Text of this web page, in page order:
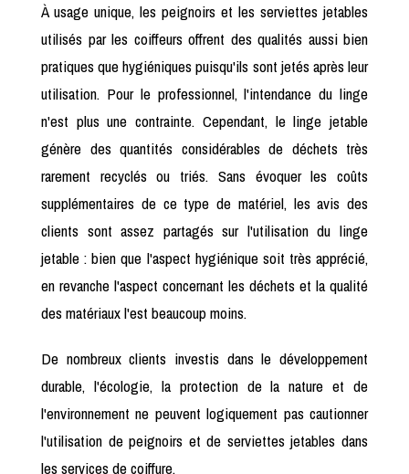
À usage unique, les peignoirs et les serviettes jetables
utilisés par les coiffeurs offrent des qualités aussi bien
pratiques que hygiéniques puisqu'ils sont jetés après leur
utilisation. Pour le professionnel, l'intendance du linge
n'est plus une contrainte. Cependant, le linge jetable
génère des quantités considérables de déchets très
rarement recyclés ou triés. Sans évoquer les coûts
supplémentaires de ce type de matériel, les avis des
clients sont assez partagés sur l'utilisation du linge
jetable : bien que l'aspect hygiénique soit très apprécié,
en revanche l'aspect concernant les déchets et la qualité
des matériaux l'est beaucoup moins.
De nombreux clients investis dans le développement
durable, l'écologie, la protection de la nature et de
l'environnement ne peuvent logiquement pas cautionner
l'utilisation de peignoirs et de serviettes jetables dans
les services de coiffure.